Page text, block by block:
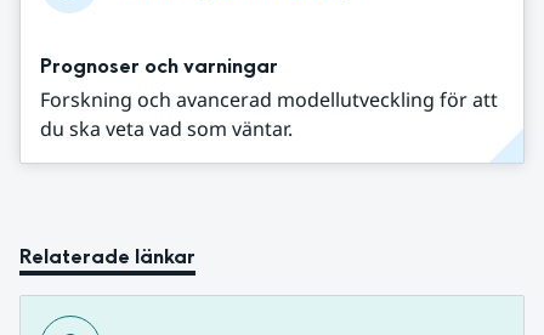
Prognoser och varningar
Forskning och avancerad modellutveckling för att
du ska veta vad som väntar.
Relaterade länkar